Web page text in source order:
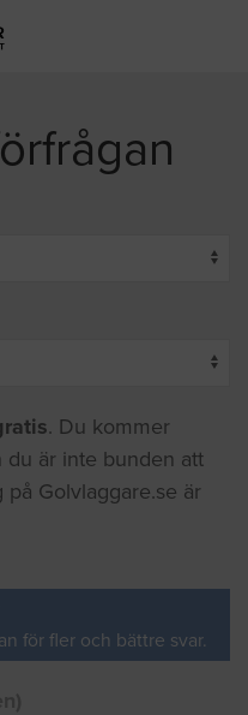
. Du kommer
du är inte bunden att
Golvlaggare.se är
för fler och bättre svar.